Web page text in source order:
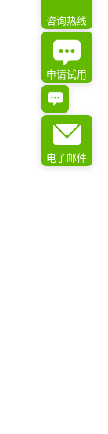
咨询热线
申请试用
电子邮件